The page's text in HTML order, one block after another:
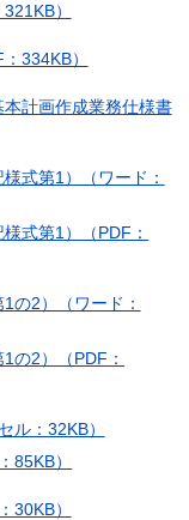
）
334KB）
計画作成業務仕様書
式第1）（ワード：
式第1）（PDF：
の2）（ワード：
の2）（PDF：
ル：32KB）
85KB）
30KB）